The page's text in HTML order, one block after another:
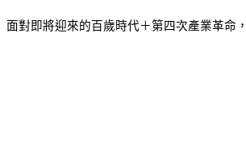
面對即將迎來的百歲時代＋第四次產業革命